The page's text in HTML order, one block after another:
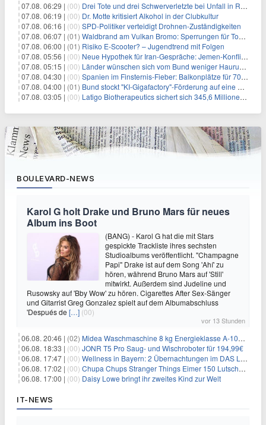
07.08. 06:29 | (00) Drei Tote und drei Schwerverletzte bei Unfall in Rheinland-Pfalz
07.08. 06:19 | (00) Dr. Motte kritisiert Alkohol in der Clubkultur
07.08. 06:16 | (00) SPD-Politiker verteidigt Drohnen-Zuständigkeiten
07.08. 06:07 | (01) Waldbrand am Vulkan Bromo: Sperrungen für Touristen
07.08. 06:00 | (01) Risiko E-Scooter? – Jugendtrend mit Folgen
07.08. 05:56 | (00) Neue Hypothek für Iran-Gespräche: Jemen-Konflikt eskaliert
07.08. 05:15 | (00) Länder wünschen sich vom Bund weniger Hauruck-Gesetzgebung
07.08. 04:30 | (00) Spanien im Finsternis-Fieber: Balkonplätze für 700 Euro
07.08. 04:00 | (01) Bund stockt "KI-Gigafactory"-Förderung auf eine Milliarde Euro auf
07.08. 03:05 | (00) Latigo Biotherapeutics sichert sich 345,6 Millionen Dollar in einer erhöhten IPO und ebnet den Weg für nicht-opioide Schmerztherapie
BOULEVARD-NEWS
Karol G holt Drake und Bruno Mars für neues
Album ins Boot
(BANG) - Karol G hat die mit Stars
gespickte Trackliste ihres sechsten
Studioalbums veröffentlicht. "Champagne
Papi" Drake ist auf dem Song 'Ahí' zu
hören, während Bruno Mars auf 'Still'
mitwirkt. Außerdem sind Judeline und
Rusowsky auf 'Bby Wow' zu hören. Cigarettes After Sex-Sänger
und Gitarrist Greg Gonzalez spielt auf dem Albumabschluss
'Después de […] (00)
vor 13 Stunden
06.08. 20:46 | (02) Midea Waschmaschine 8 kg Energieklasse A-10% 1400 U/Min für 289,97€
06.08. 18:33 | (00) JONR T5 Pro Saug- und Wischroboter für 194,99€
06.08. 17:47 | (00) Wellness in Bayern: 2 Übernachtungen im DAS LUDWIG Sports Resort inkl. HP + Wellness ab 174€ p.P.
06.08. 17:02 | (00) Chupa Chups Stranger Things Eimer 150 Lutscher für 21,95€
06.08. 17:00 | (00) Daisy Lowe bringt ihr zweites Kind zur Welt
IT-NEWS